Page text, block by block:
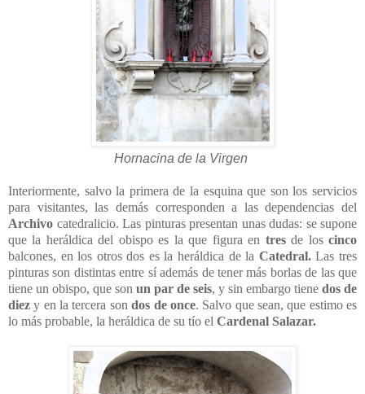
Hornacina de la Virgen
Interiormente, salvo la primera de la esquina que son los servicios
para visitantes, las demás corresponden a las dependencias del
Archivo catedralicio. Las pinturas presentan unas dudas: se supone
que la heráldica del obispo es la que figura en tresde loscinco
balcones, en los otros dos es la heráldica de la Catedral.Las tres
pinturas son distintas entre sí además de tener más borlas de las que
tiene un obispo, que son un par de seis, y sin embargo tiene dos de
diezy en la tercera sondos de once. Salvo que sean, que estimo es
lo más probable, la heráldica de su tío el Cardenal Salazar.